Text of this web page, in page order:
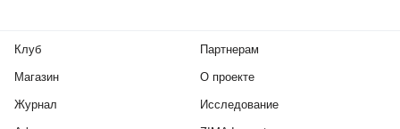
Клуб
Магазин
Журнал
Партнерам
О проекте
Исследование